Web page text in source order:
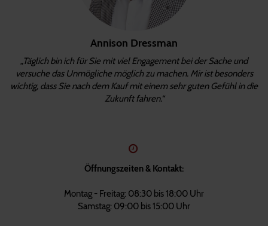
Annison Dressman
„Täglich bin ich für Sie mit viel Engagement bei der Sache und
versuche das Unmögliche möglich zu machen. Mir ist besonders
wichtig, dass Sie nach dem Kauf mit einem sehr guten Gefühl in die
Zukunft fahren.“
Öffnungszeiten & Kontakt:
Montag - Freitag: 08:30 bis 18:00 Uhr
Samstag: 09:00 bis 15:00 Uhr